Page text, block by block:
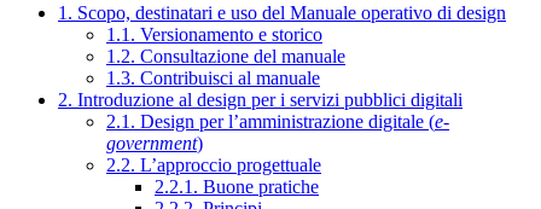
1. Scopo, destinatari e uso del Manuale operativo di design
1.1. Versionamento e storico
1.2. Consultazione del manuale
1.3. Contribuisci al manuale
2. Introduzione al design per i servizi pubblici digitali
2.1. Design per l’amministrazione digitale (e-
government)
2.2. L’approccio progettuale
2.2.1. Buone pratiche